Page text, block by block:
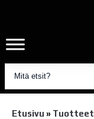
Etusivu » Tuotteet